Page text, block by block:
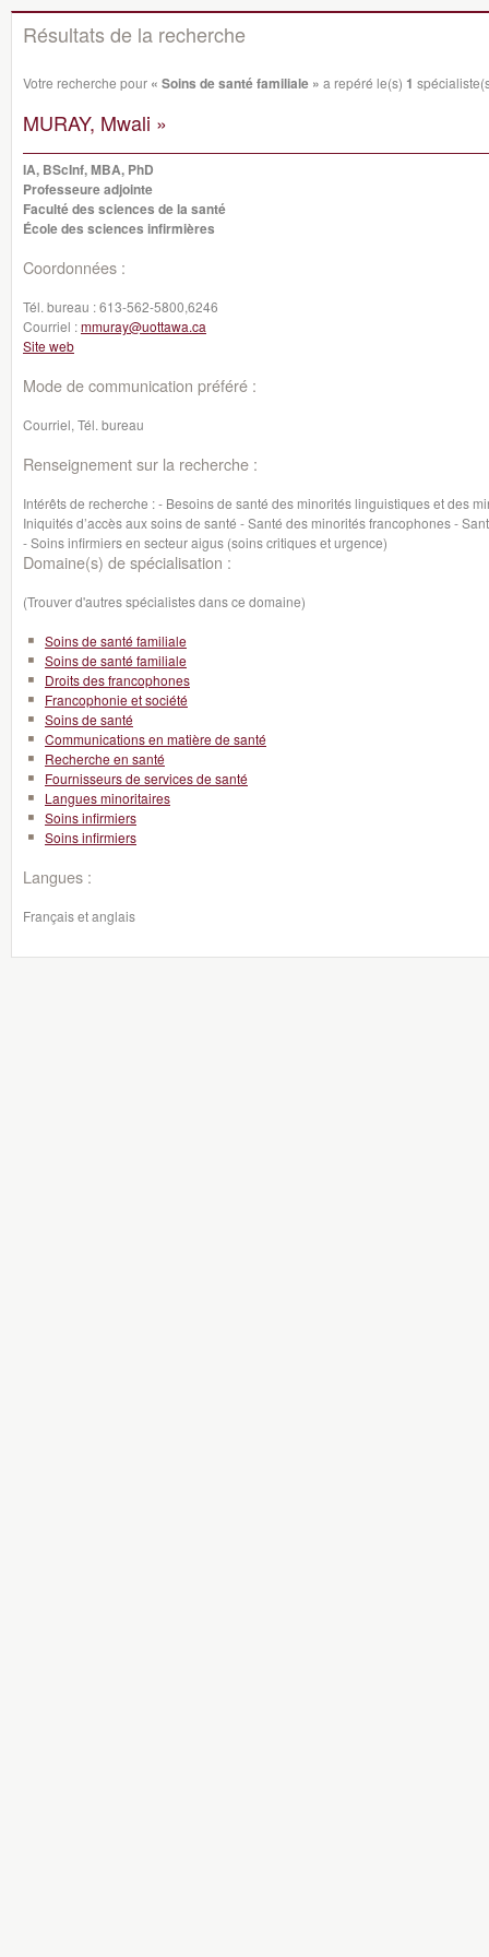
Résultats de la recherche
Votre recherche pour « Soins de santé familiale » a repéré le(s) 1
MURAY, Mwali »
IA, BScInf, MBA, PhD
Professeure adjointe
Faculté des sciences de la santé
École des sciences infirmières
Coordonnées :
Tél. bureau :613-562-5800,6246‬
Courriel :mmuray@uottawa.ca
Site web
Mode de communication préféré :
Courriel, Tél. bureau
Renseignement sur la recherche :
Intérêts de recherche : - Besoins de santé des minorités linguistiques et des
Iniquités d’accès aux soins de santé - Santé des minorités francophones -
- Soins infirmiers en secteur aigus (soins critiques et urgence)
Domaine(s) de spécialisation :
(Trouver d'autres spécialistes dans ce domaine)
Soins de santé familiale
Soins de santé familiale
Droits des francophones
Francophonie et société
Soins de santé
Communications en matière de santé
Recherche en santé
Fournisseurs de services de santé
Langues minoritaires
Soins infirmiers
Soins infirmiers
Langues :
Français et anglais